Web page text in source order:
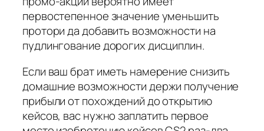
первостепенное значение уменьшить
протори да добавить возможности на
пудлингование дорогих дисциплин.
Если ваш брат иметь намерение снизить
домашние возможности держи получение
прибыли от похождений до открытию
кейсов, вас нужно заплатить первое